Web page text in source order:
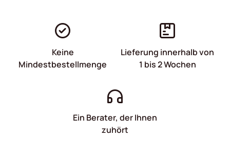
Keine
Mindestbestellmenge
Lieferung innerhalb von
1 bis 2 Wochen
Ein Berater, der Ihnen
zuhört